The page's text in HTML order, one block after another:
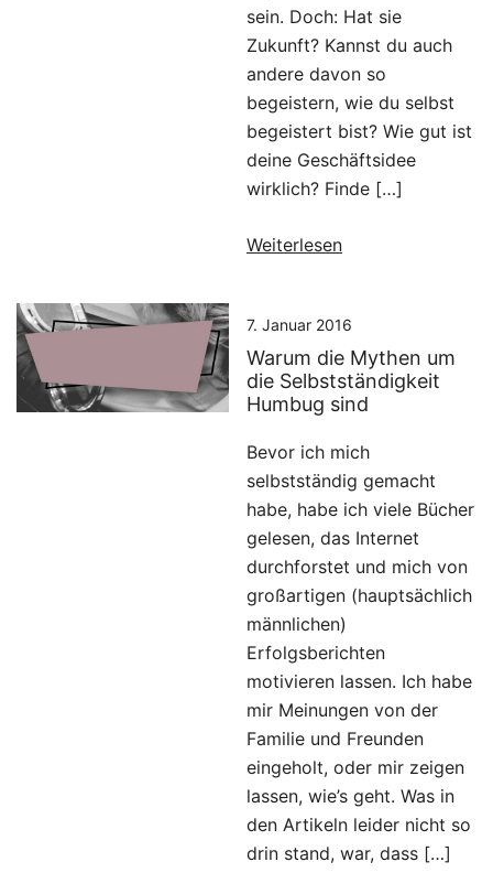
sein. Doch: Hat sie
Zukunft? Kannst du auch
andere davon so
begeistern, wie du selbst
begeistert bist? Wie gut ist
deine Geschäftsidee
wirklich? Finde […]
Weiterlesen
7. Januar 2016
Warum die Mythen um
die Selbstständigkeit
Humbug sind
Bevor ich mich
selbstständig gemacht
habe, habe ich viele Bücher
gelesen, das Internet
durchforstet und mich von
großartigen (hauptsächlich
männlichen)
Erfolgsberichten
motivieren lassen. Ich habe
mir Meinungen von der
Familie und Freunden
eingeholt, oder mir zeigen
lassen, wie’s geht. Was in
den Artikeln leider nicht so
drin stand, war, dass […]